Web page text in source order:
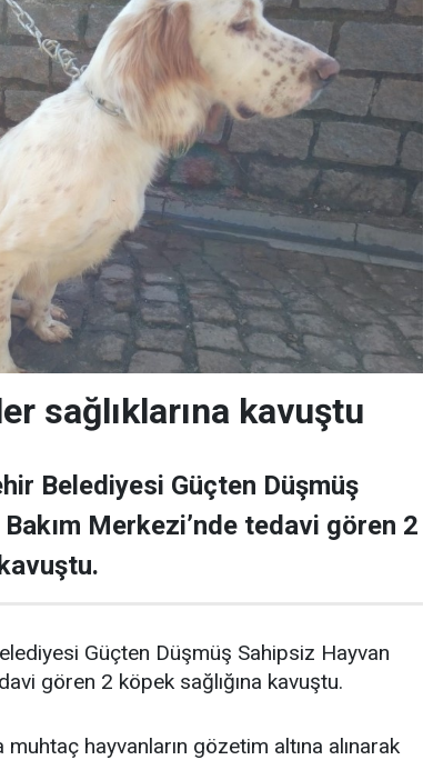
sağlıklarına kavuştu
Belediyesi Güçten Düşmüş
Merkezi’nde tedavi gören 2
Güçten Düşmüş Sahipsiz Hayvan
gören 2 köpek sağlığına kavuştu.
hayvanların gözetim altına alınarak